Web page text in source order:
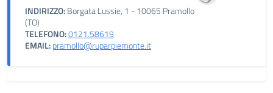
INDIRIZZO:Borgata Lussie, 1 - 10065 Pramollo
(TO)
TELEFONO:0121.58619
EMAIL:pramollo@ruparpiemonte.it